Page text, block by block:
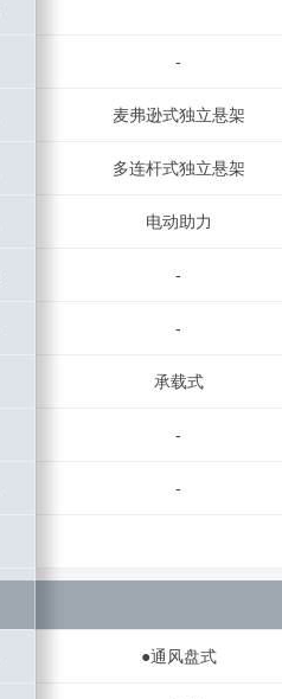
-
麦弗逊式独立悬架
多连杆式独立悬架
电动助力
-
-
承载式
-
-
●通风盘式